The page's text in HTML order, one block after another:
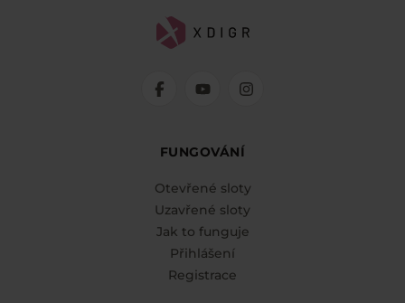
FUNGOVÁNÍ
Otevřené sloty
Uzavřené sloty
Jak to funguje
Přihlášení
Registrace